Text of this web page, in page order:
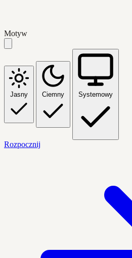
Motyw
Jasny Ciemny Systemowy
Rozpocznij